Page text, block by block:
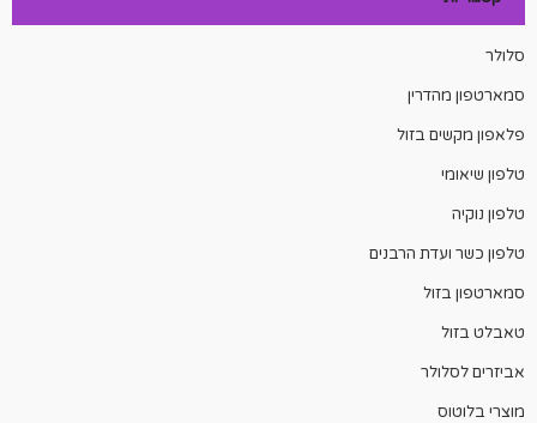
סלולר
סמארטפון מהדרין
פלאפון מקשים בזול
טלפון שיאומי
טלפון נוקיה
טלפון כשר ועדת הרבנים
סמארטפון בזול
טאבלט בזול
אביזרים לסלולר
מוצרי בלוטוס